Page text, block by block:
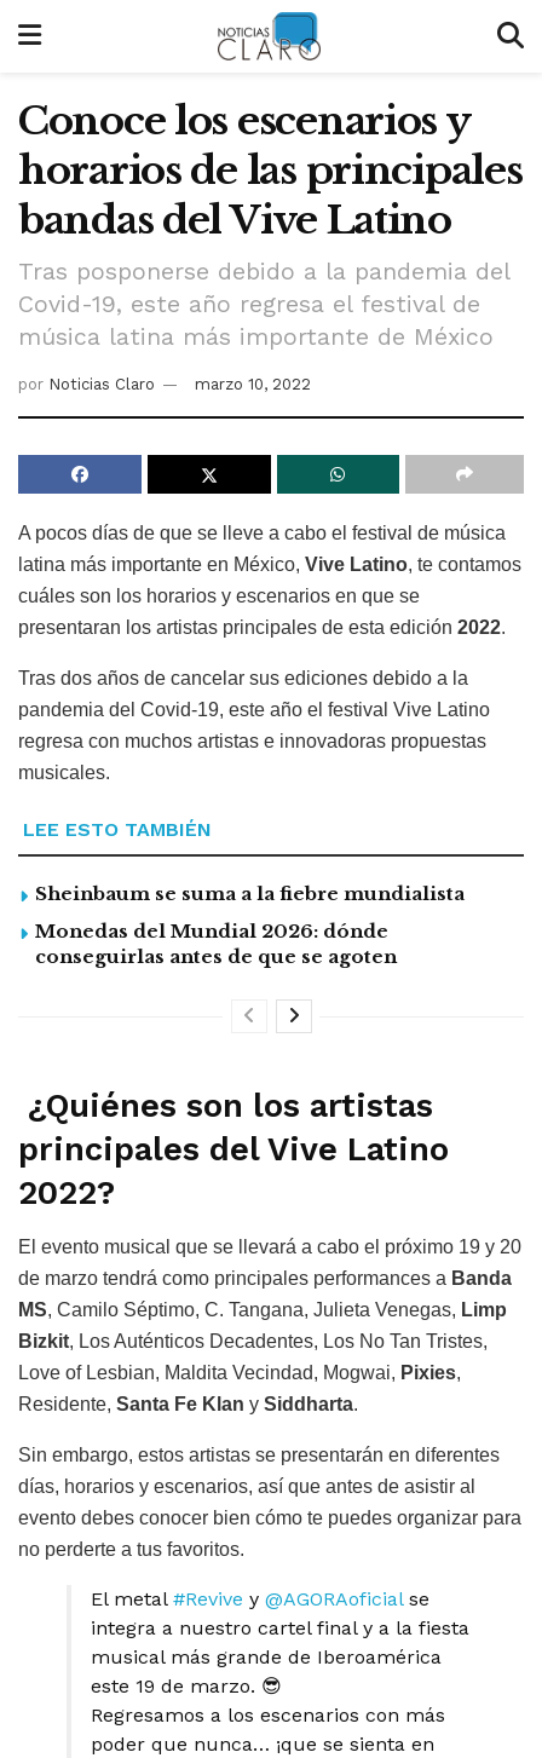
Conoce los escenarios y
horarios de las principales
bandas del Vive Latino
Tras posponerse debido a la pandemia del
Covid-19, este año regresa el festival de
música latina más importante de México
por Noticias Claro marzo 10, 2022
A pocos días de que se lleve a cabo el festival de música
latina más importante en México, Vive Latino, te contamos
cuáles son los horarios y escenarios en que se
presentaran los artistas principales de esta edición 2022.
Tras dos años de cancelar sus ediciones debido a la
pandemia del Covid-19, este año el festival Vive Latino
regresa con muchos artistas e innovadoras propuestas
musicales.
LEE ESTO TAMBIÉN
Sheinbaum se suma a la fiebre mundialista
Monedas del Mundial 2026: dónde
conseguirlas antes de que se agoten
¿Quiénes son los artistas
principales del Vive Latino
2022?
El evento musical que se llevará a cabo el próximo 19 y 20
de marzo tendrá como principales performances a Banda
MS, Camilo Séptimo, C. Tangana, Julieta Venegas, Limp
Bizkit, Los Auténticos Decadentes, Los No Tan Tristes,
Love of Lesbian, Maldita Vecindad, Mogwai, Pixies,
Residente, Santa Fe Klan y Siddharta.
Sin embargo, estos artistas se presentarán en diferentes
días, horarios y escenarios, así que antes de asistir al
evento debes conocer bien cómo te puedes organizar para
no perderte a tus favoritos.
El metal #Revive y @AGORAoficialse
integra a nuestro cartel final y a la fiesta
musical más grande de Iberoamérica
este 19 de marzo. 😎
Regresamos a los escenarios con más
poder que nunca… ¡que se sienta en